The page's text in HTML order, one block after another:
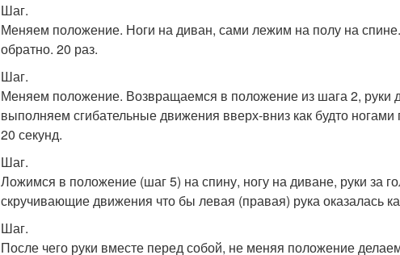
Шаг.
Меняем положение. Ноги на диван, сами лежим на полу на
обратно. 20 раз.
Шаг.
Меняем положение. Возвращаемся в положение из шага 2, руки
выполняем сгибательные движения вверх-вниз как будто
20 секунд.
Шаг.
Ложимся в положение (шаг 5) на спину, ногу на диване, руки за
скручивающие движения что бы левая (правая) рука оказалась
Шаг.
После чего руки вместе перед собой, не меняя положение